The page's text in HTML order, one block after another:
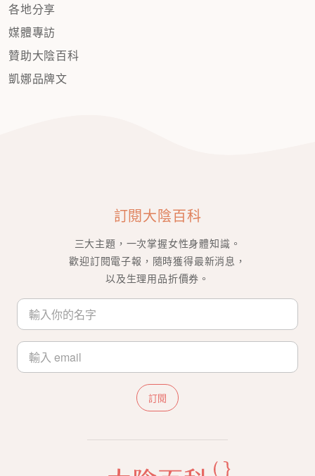
各地分享
媒體專訪
贊助大陰百科
凱娜品牌文
訂閱大陰百科
三大主題，一次掌握女性身體知識。
歡迎訂閱電子報，隨時獲得最新消息，
以及生理用品折價券。
訂閱